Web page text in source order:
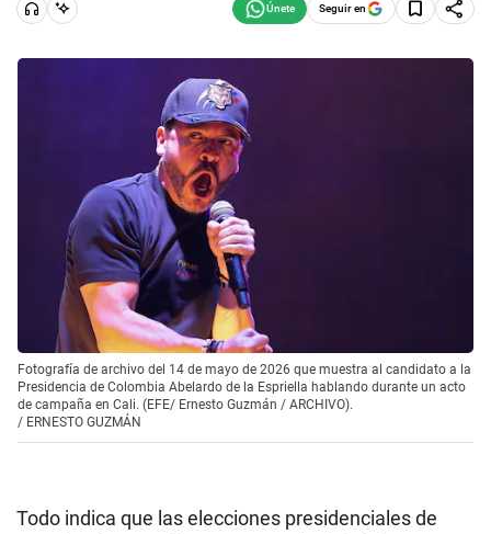
Seguir en
Fotografía de archivo del 14 de mayo de 2026 que muestra al candidato a la
Presidencia de Colombia Abelardo de la Espriella hablando durante un acto
de campaña en Cali. (EFE/ Ernesto Guzmán / ARCHIVO).
/ ERNESTO GUZMÁN
Todo indica que las elecciones presidenciales de